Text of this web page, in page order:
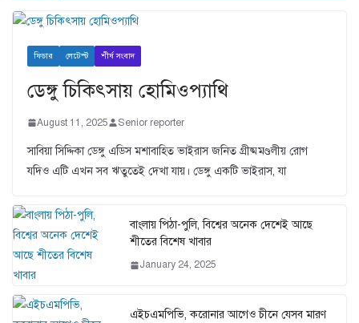
ফিচার লেটেস্ট শীর্ষ সংবাদ
ডেঙ্গু চিকিৎসায় হোমিওপ্যাথি
August 11, 2025 Senior reporter
সাবিয়া সিদ্দিকা ডেঙ্গু এডিস মশাবাহিত ভাইরাস জনিত গ্রীষ্মমণ্ডলীয় রোগ
যদিও এটি এখন সব ঋতুতেই দেখা যায়। ডেঙ্গু একটি ভাইরাস, যা
বাংলায় পিঠা-পুলি, বিশ্বের অনেক দেশেই আছে
শীতের বিশেষ খাবার
January 24, 2025
এইচএমপিভি, করোনার আগেও চীনে যেসব মারণ